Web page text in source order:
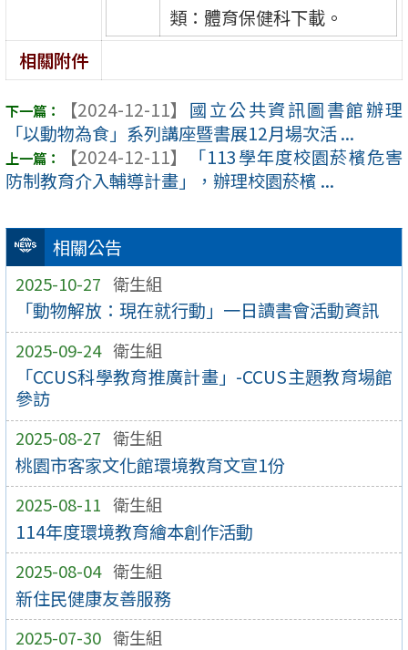
相關公告
2025-10-27 衛生組
「動物解放：現在就行動」一日讀書會活動資訊
2025-09-24 衛生組
「CCUS科學教育推廣計畫」-CCUS主題教育場館
參訪
2025-08-27 衛生組
桃園市客家文化館環境教育文宣1份
2025-08-11 衛生組
114年度環境教育繪本創作活動
2025-08-04 衛生組
新住民健康友善服務
2025-07-30 衛生組
類：體育保健科下載。
相關附件
【2024-12-11】 國立公共資訊圖書館辦理
「以動物為食」系列講座暨書展12月場次活 ...
【2024-12-11】
「113學年度校園菸檳危害
防制教育介入輔導計畫」，辦理校園菸檳 ...